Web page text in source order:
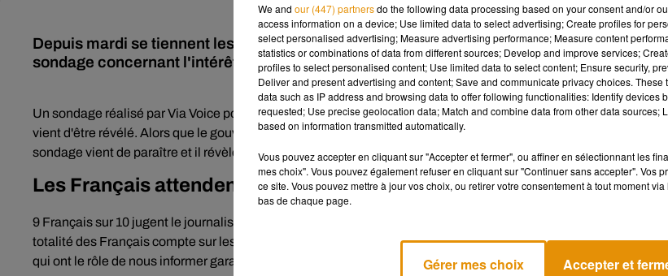
Depuis mardi se tiennent les Assises internationales du Journalisme à Tours. A cette
sondage concernant l'intérêt des Français pour ce métier vient d'être dévoilé.
Un sondage réalisé par Via Voice pour les Assises internationales du journalisme qui se tiennent jusqu'à
vient d'être révélé. Alors que le gouvernement français s'attaque à la lutte contre les «
sondage vient de paraître et il révèle l'intérêtdes français pour le journalisme.
Les Français attendent des journalistes qu'ils vérifient les
9 Françaissur 10 jugent le journalisme utile et 84
totalité des Français compte sur les journalistes pour démêler le vraidu fauxet enquêter. Selon ces derniers, les
qui ont le rôle de nous informer garantissent la liberté d'expression et la démocratie.
We and our (447) partnersdo the following data processing based on your consent and/or
access information on a device; Use limited data to select advertising; Create profiles for
select personalised advertising; Measure advertising performance; Measure content
statistics or combinations of data from different sources; Develop and improve services;
profiles to select personalised content; Use limited data to select content; Ensure security,
Deliver and present advertising and content; Save and communicate privacy choices.
data such as IP address and browsing data to offer following functionalities: Identify devices
requested; Use precise geolocation data; Match and combine data from other data sources;
based on information transmitted automatically.
Vous pouvez accepter en cliquant sur "Accepter et fermer", ou affiner en sélectionnant les
mes choix". Vous pouvez également refuser en cliquant sur "Continuer sans accepter". Vos
ce site. Vous pouvez mettre à jour vos choix, ou retirer votre consentement à tout moment
bas de chaque page.
Gérer mes choix Accepter et